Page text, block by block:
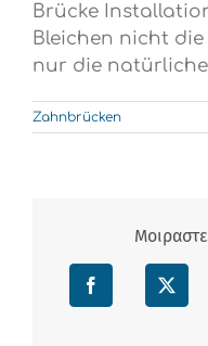
Brücke
Bleichen nicht
nur die
Zahnbrücken
Facebook X